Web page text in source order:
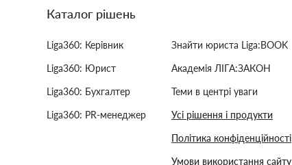
Каталог рішень
Liga360: Керівник
Liga360: Юрист
Liga360: Бухгалтер
Liga360: PR-менеджер
Знайти юриста Liga:BOOK
Академія ЛІГА:ЗАКОН
Теми в центрі уваги
Усі рішення і продукти
Політика конфіденційності
Умови використання сайту